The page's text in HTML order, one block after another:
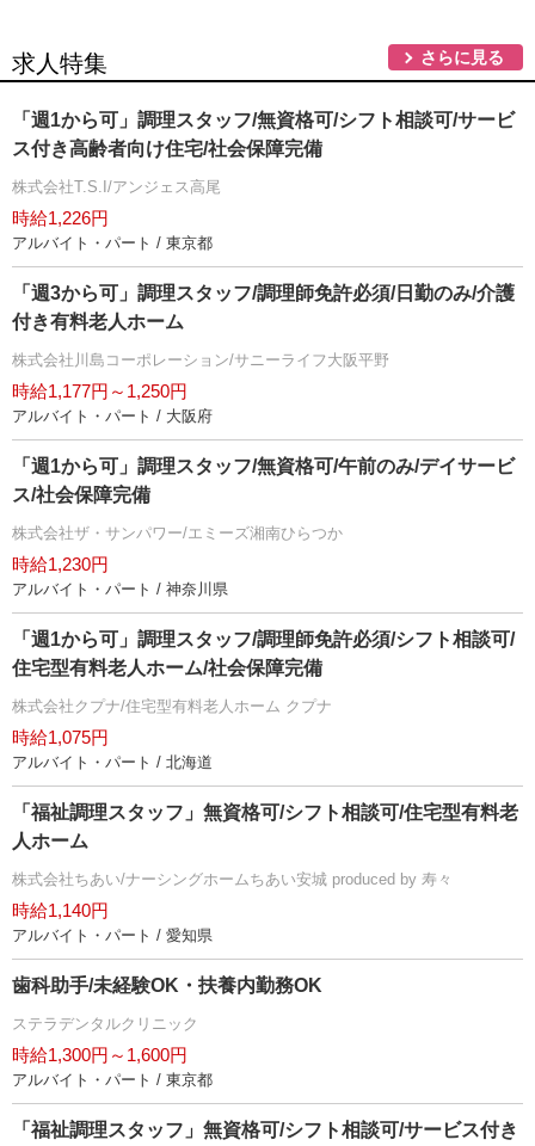
求人特集 さらに見る
「週1から可」調理スタッフ/無資格可/シフト相談可/サービ
ス付き高齢者向け住宅/社会保障完備
株式会社T.S.I/アンジェス高尾
時給1,226円
アルバイト・パート / 東京都
「週3から可」調理スタッフ/調理師免許必須/日勤のみ/介護
付き有料老人ホーム
株式会社川島コーポレーション/サニーライフ大阪平野
時給1,177円～1,250円
アルバイト・パート / 大阪府
「週1から可」調理スタッフ/無資格可/午前のみ/デイサービ
ス/社会保障完備
株式会社ザ・サンパワー/エミーズ湘南ひらつか
時給1,230円
アルバイト・パート / 神奈川県
「週1から可」調理スタッフ/調理師免許必須/シフト相談可/
住宅型有料老人ホーム/社会保障完備
株式会社クプナ/住宅型有料老人ホーム クプナ
時給1,075円
アルバイト・パート / 北海道
「福祉調理スタッフ」無資格可/シフト相談可/住宅型有料老
人ホーム
株式会社ちあい/ナーシングホームちあい安城 produced by 寿々
時給1,140円
アルバイト・パート / 愛知県
歯科助手/未経験OK・扶養内勤務OK
ステラデンタルクリニック
時給1,300円～1,600円
アルバイト・パート / 東京都
「福祉調理スタッフ」無資格可/シフト相談可/サービス付き